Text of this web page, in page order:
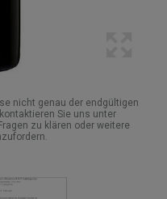
nicht genau der endgültigen
Sie uns unter
zu klären oder weitere